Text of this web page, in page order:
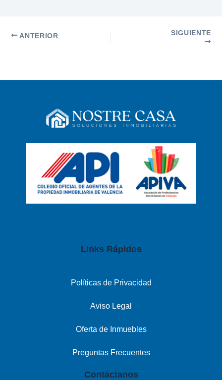
ANTERIOR SIGUIENTE
Links Rápidos
Políticas de Privacidad
Aviso Legal
Oferta de Inmuebles
Preguntas Frecuentes
Contáctanos